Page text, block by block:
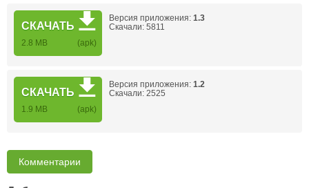
СКАЧАТЬ
2.8 MB (apk)
Версия приложения: 1.3
Скачали: 5811
СКАЧАТЬ
1.9 MB (apk)
Версия приложения: 1.2
Скачали: 2525
Комментарии